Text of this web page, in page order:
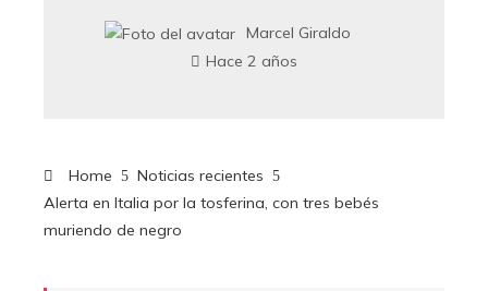
Marcel Giraldo
Hace 2 años
Home
Noticias recientes
Alerta en Italia por la tosferina, con tres bebés
muriendo de negro